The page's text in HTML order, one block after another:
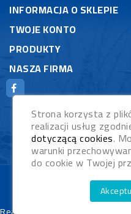
INFORMACJA O SKLEPIE
TWOJE KONTO
PRODUKTY
NASZA FIRMA
© 2026 -
Strona korzysta z
realizacji usług
dotyczącą cookies.
warunki
do cookie w Twojej